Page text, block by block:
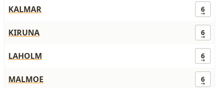
KALMAR 6
KIRUNA 6
LAHOLM 6
MALMOE 6